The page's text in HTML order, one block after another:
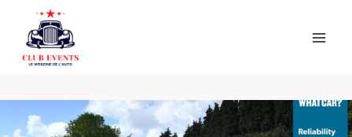
content